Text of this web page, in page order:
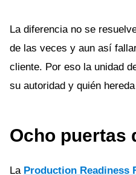
La diferencia no se
de las veces y aun así
cliente. Por eso la unidad
su autoridad y quién
Ocho puertas
La Production Readiness